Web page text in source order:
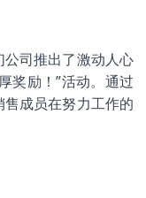
司推出了激动人心
奖励！”活动。通过
成员在努力工作的